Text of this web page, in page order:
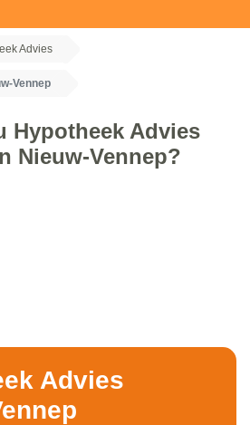
Advies
Vennep
Hypotheek Advies
Nieuw-Vennep?
Advies